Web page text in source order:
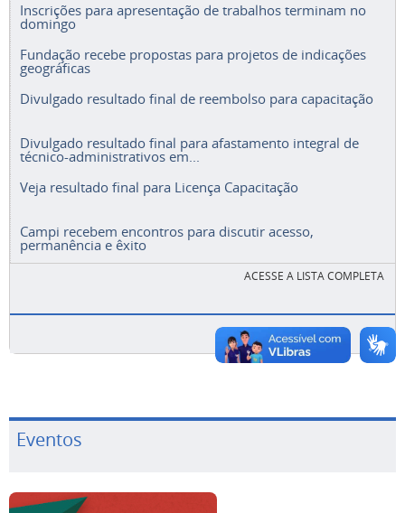
Inscrições para apresentação de trabalhos terminam no
domingo
Fundação recebe propostas para projetos de indicações
geográficas
Divulgado resultado final de reembolso para capacitação
Divulgado resultado final para afastamento integral de
técnico-administrativos em...
Veja resultado final para Licença Capacitação
Campi recebem encontros para discutir acesso,
permanência e êxito
ACESSE A LISTA COMPLETA
Eventos